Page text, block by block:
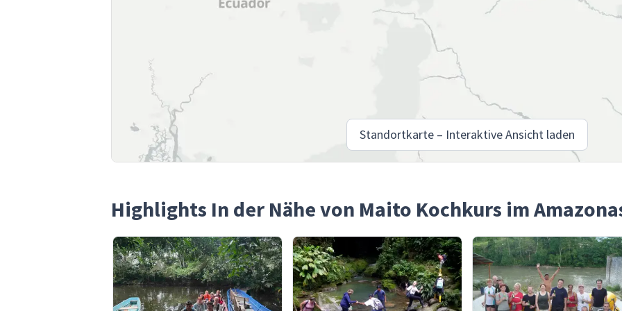
Standortkarte – Interaktive Ansicht laden
Highlights In der Nähe von Maito Kochkurs im